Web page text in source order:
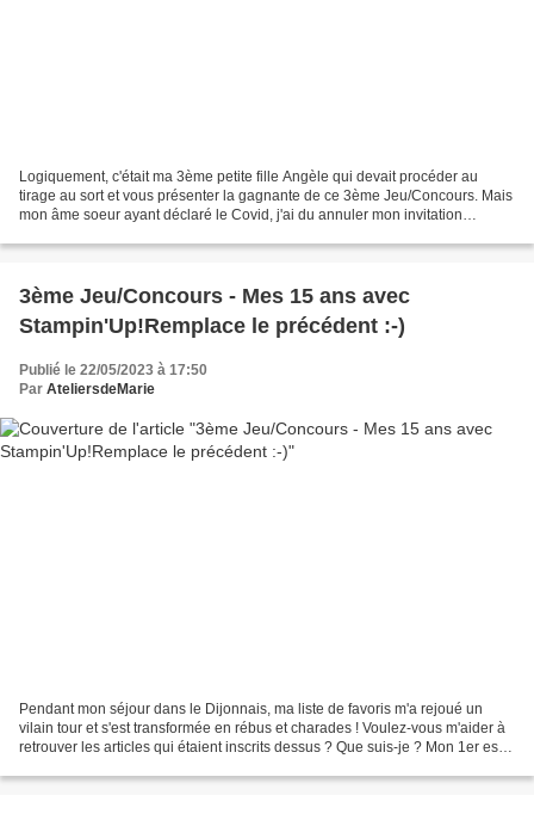
Logiquement, c'était ma 3ème petite fille Angèle qui devait procéder au
tirage au sort et vous présenter la gagnante de ce 3ème Jeu/Concours. Mais
mon âme soeur ayant déclaré le Covid, j'ai du annuler mon invitation
3ème Jeu/Concours - Mes 15 ans avec
Stampin'Up!Remplace le précédent :-)
Publié le 22/05/2023 à 17:50
Par AteliersdeMarie
Pendant mon séjour dans le Dijonnais, ma liste de favoris m'a rejoué un
vilain tour et s'est transformée en rébus et charades ! Voulez-vous m'aider à
retrouver les articles qui étaient inscrits dessus ? Que suis-je ? Mon 1er est